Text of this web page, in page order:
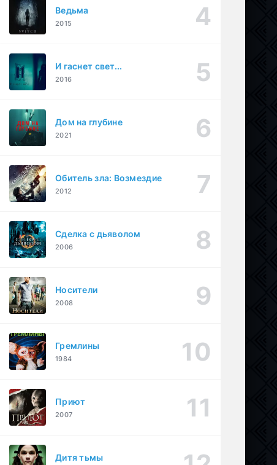
Ведьма
2015
И гаснет свет...
2016
Дом на глубине
2021
Обитель зла: Возмездие
2012
Сделка с дьяволом
2006
Носители
2008
Гремлины
1984
Приют
2007
Дитя тьмы